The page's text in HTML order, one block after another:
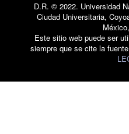
D.R. © 2022. Universidad
Ciudad Universitaria,
Este sitio web puede ser
siempre que se cite la